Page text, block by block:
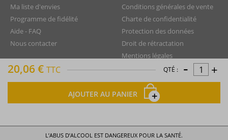
20,06 € TTC QTÉ : - +
AJOUTER AU PANIER
Ma liste d'envies
Programme de fidélité
Aide - FAQ
Nous contacter
Conditions générales de vente
Charte de confidentialité
Protection des données
Droit de rétractation
Mentions légales
Plan du site
L’ABUS D’ALCOOL EST DANGEREUX POUR LA SANTÉ.